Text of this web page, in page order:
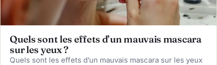
Quels sont les effets d’un mauvais mascara
sur les yeux ?
Quels sont les effets d’un mauvais mascara sur les yeux